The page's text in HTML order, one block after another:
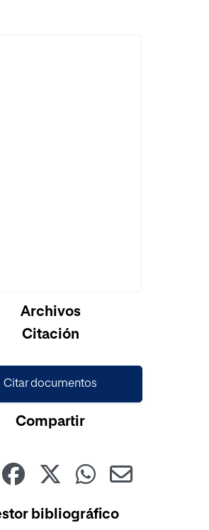
Archivos
Citación
Citar documentos
Compartir
bibliográfico